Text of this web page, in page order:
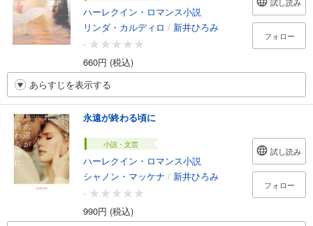
ハーレクイン・ロマンス小説
リンダ・カルディロ / 新井ひろみ
-
660円 (税込)
フォロー
あらすじを表示する
永遠が終わる頃に
小説・文芸
ハーレクイン・ロマンス小説
シャノン・マッケナ / 新井ひろみ
-
990円 (税込)
試し読み
フォロー